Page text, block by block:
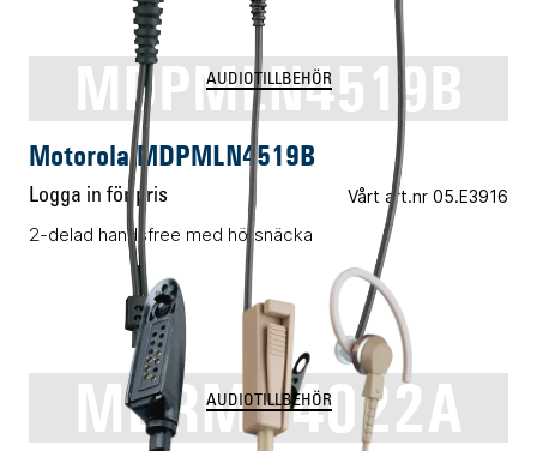
MDPMLN4519B
AUDIOTILLBEHÖR
Motorola MDPMLN4519B
Logga in för pris Vårt art.nr 05.E3916
2-delad handsfree med hörsnäcka
MDRMN4022A
AUDIOTILLBEHÖR